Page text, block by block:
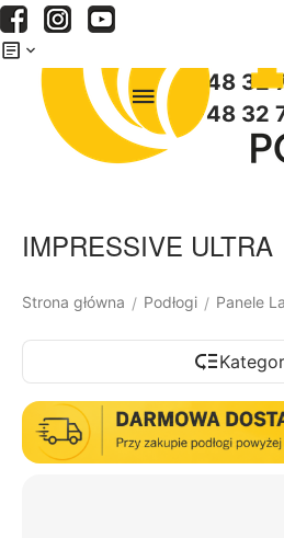
+48 32
+48 32
IMPRESSIVE ULTRA
Strona główna / Podłogi / Panele